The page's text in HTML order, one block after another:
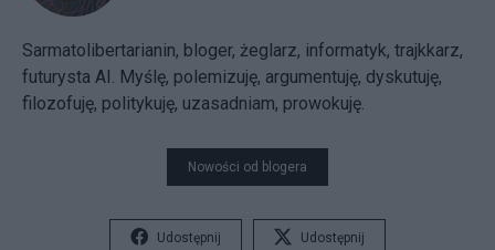
Sarmatolibertarianin, bloger, żeglarz, informatyk, trajkkarz,
futurysta AI. Myślę, polemizuję, argumentuję, dyskutuję,
filozofuję, politykuję, uzasadniam, prowokuję.
Nowości od blogera
Udostępnij Udostępnij